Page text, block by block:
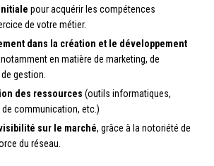
pour acquérir les compétences
de votre métier.
dans la création et le développement
en matière de marketing, de
gestion.
des ressources (outils informatiques,
communication, etc.)
sur le marché, grâce à la notoriété de
du réseau.